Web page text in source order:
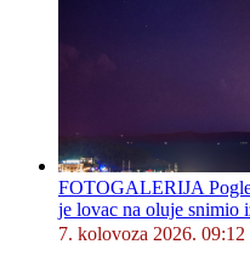
FOTOGALERIJA
je lovac na oluje snimio
7. kolovoza 2026. 09:12